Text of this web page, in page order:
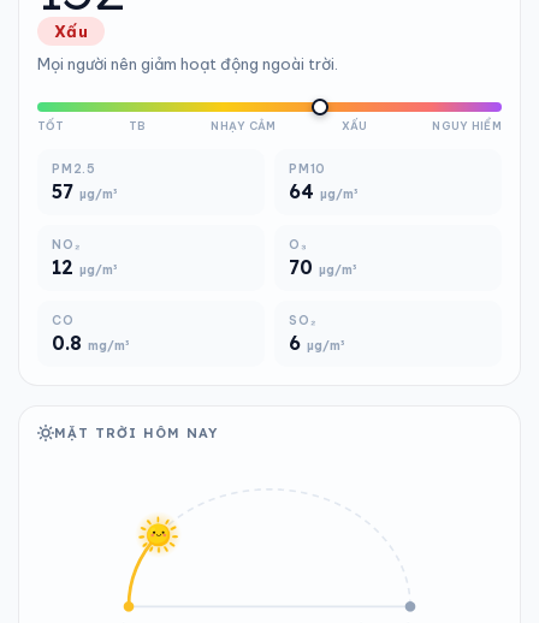
Xấu
Mọi người nên giảm hoạt động ngoài trời.
TỐT TB NHẠY CẢM XẤU NGUY HIỂM
PM2.5
57 µg/m³
PM10
64 µg/m³
NO₂
12 µg/m³
O₃
70 µg/m³
CO
0.8 mg/m³
SO₂
6 µg/m³
MẶT TRỜI HÔM NAY